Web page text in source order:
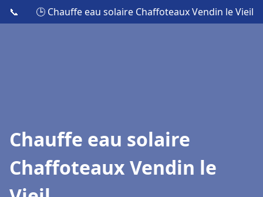
📞 🕒 Chauffe eau solaire Chaffoteaux Vendin le Vieil
Chauffe eau solaire
Chaffoteaux Vendin le